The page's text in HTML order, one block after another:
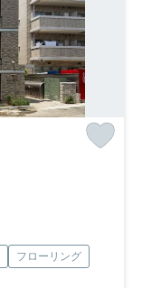
フローリング